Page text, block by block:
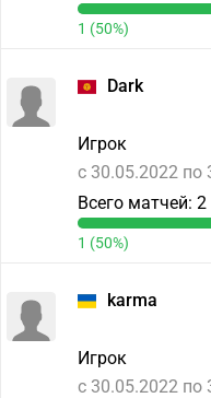
1 (50%)
Dark
Игрок
c 30.05.2022 по
Всего матчей: 2
1 (50%)
karma
Игрок
c 30.05.2022 по